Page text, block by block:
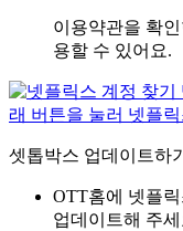
이용약관을 확
용할 수 있어요.
셋톱박스 업데이트하기
OTT홈에 넷플
업데이트해 주세